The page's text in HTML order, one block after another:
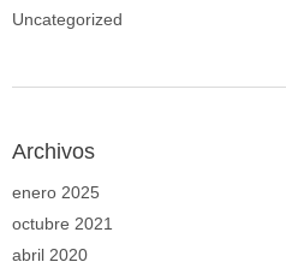
Uncategorized
Archivos
enero 2025
octubre 2021
abril 2020